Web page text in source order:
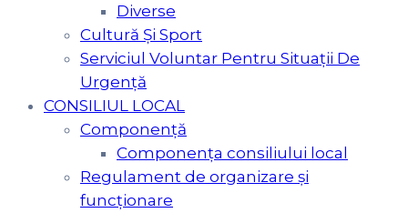
Diverse
Cultură Şi Sport
Serviciul Voluntar Pentru Situaţii De
Urgenţă
CONSILIUL LOCAL
Componență
Componența consiliului local
Regulament de organizare și
funcționare